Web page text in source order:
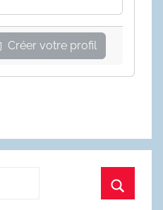
Créer votre profil